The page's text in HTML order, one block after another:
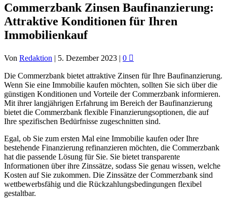
Commerzbank Zinsen Baufinanzierung:
Attraktive Konditionen für Ihren
Immobilienkauf
Von Redaktion | 5. Dezember 2023 | 0
Die Commerzbank bietet attraktive Zinsen für Ihre Baufinanzierung.
Wenn Sie eine Immobilie kaufen möchten, sollten Sie sich über die
günstigen Konditionen und Vorteile der Commerzbank informieren.
Mit ihrer langjährigen Erfahrung im Bereich der Baufinanzierung
bietet die Commerzbank flexible Finanzierungsoptionen, die auf
Ihre spezifischen Bedürfnisse zugeschnitten sind.
Egal, ob Sie zum ersten Mal eine Immobilie kaufen oder Ihre
bestehende Finanzierung refinanzieren möchten, die Commerzbank
hat die passende Lösung für Sie. Sie bietet transparente
Informationen über ihre Zinssätze, sodass Sie genau wissen, welche
Kosten auf Sie zukommen. Die Zinssätze der Commerzbank sind
wettbewerbsfähig und die Rückzahlungsbedingungen flexibel
gestaltbar.